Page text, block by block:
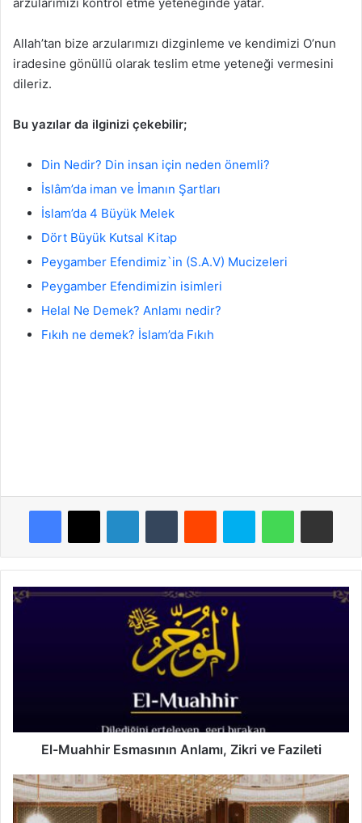
Allah’tan bize arzularımızı dizginleme ve kendimizi O’nun
iradesine gönüllü olarak teslim etme yeteneği vermesini
dileriz.
Bu yazılar da ilginizi çekebilir;
Din Nedir? Din insan için neden önemli?
İslâm’da iman ve İmanın Şartları
İslam’da 4 Büyük Melek
Dört Büyük Kutsal Kitap
Peygamber Efendimiz`in (S.A.V) Mucizeleri
Peygamber Efendimizin isimleri
Helal Ne Demek? Anlamı nedir?
Fıkıh ne demek? İslam’da Fıkıh
Facebook
X LinkedInTumblr Reddit Skype WhatsAppE-Posta ile
El-
El-Muahhir Esmasının Anlamı, Zikri ve Fazileti
Diyanet
Cuma
Hutbesi